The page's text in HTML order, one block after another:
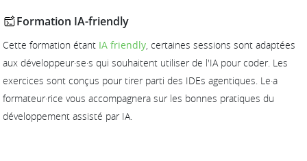
Formation IA-friendly
Cette formation étant IA friendly , certaines sessions sont adaptées
aux développeur·se·s qui souhaitent utiliser de l'IA pour coder. Les
exercices sont conçus pour tirer parti des IDEs agentiques. Le·a
formateur·rice vous accompagnera sur les bonnes pratiques du
développement assisté par IA.